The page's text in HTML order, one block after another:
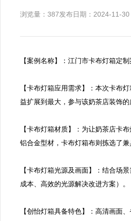
浏览量：387发布日期：2024-11-
【案例名称】：江门市卡布灯箱
【卡布灯箱应用需求】：本次卡布
益扩展到最大，参与该奶茶店装饰
【卡布灯箱材质】：为让奶茶店卡
铝合金型材，卡布灯箱布则拣选了
【卡布灯箱光源及画面】：结合场
成本、高效的光源解决改进方案）。
【创怡灯箱具备特色】：高清画面